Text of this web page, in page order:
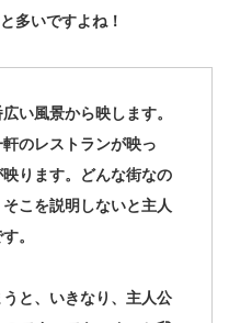
多いですよね！
い風景から映します。
のレストランが映っ
ります。どんな街なの
こを説明しないと主人
。
と、いきなり、主人公